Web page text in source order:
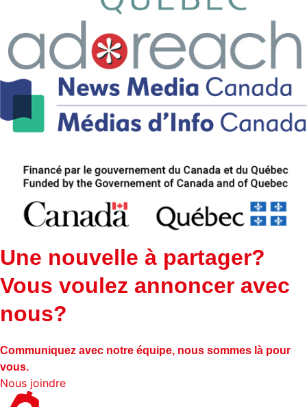
Une nouvelle à partager?
Vous voulez annoncer avec
nous?
Communiquez avec notre équipe, nous sommes là pour
vous.
Nous joindre